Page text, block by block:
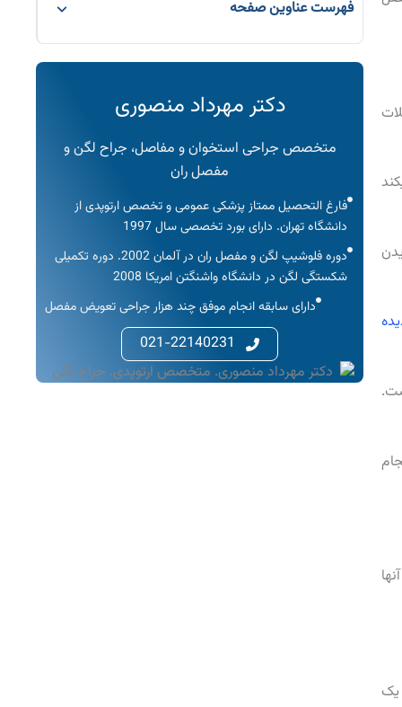
یک
فهرست عناوین صفحه
دکتر مهرداد منصوری
متخصص جراحی استخوان و مفاصل، جراح لگن و
مفصل ران
فارغ التحصیل ممتاز پزشکی عمومی و تخصص ارتوپدی از
دانشگاه تهران. دارای بورد تخصصی سال 1997
دوره فلوشیپ لگن و مفصل ران در آلمان 2002. دوره تکمیلی
شکستگی لگن در دانشگاه واشنگتن امریکا 2008
دارای سابقه انجام موفق چند هزار جراحی تعویض مفصل
021-22140231